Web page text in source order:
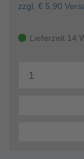
zzgl. € 5,90
Lieferzeit 14